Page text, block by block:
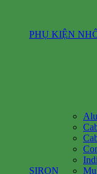
PHỤ KIỆN
SIRON